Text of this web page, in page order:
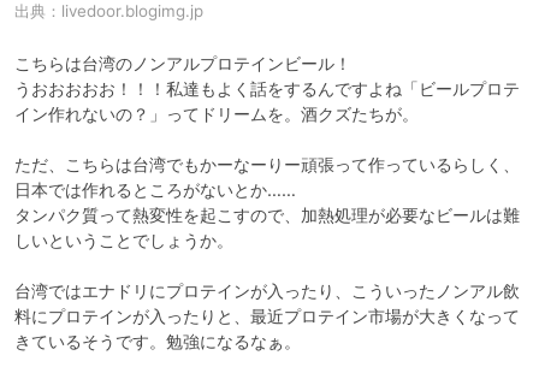
出典： livedoor.blogimg.jp
こちらは台湾のノンアルプロテインビール！
うおおおおお！！！私達もよく話をするんですよね「ビールプロテ
イン作れないの？」ってドリームを。酒クズたちが。
ただ、こちらは台湾でもかーなーりー頑張って作っているらしく、
日本では作れるところがないとか……
タンパク質って熱変性を起こすので、加熱処理が必要なビールは難
しいということでしょうか。
台湾ではエナドリにプロテインが入ったり、こういったノンアル飲
料にプロテインが入ったりと、最近プロテイン市場が大きくなって
きているそうです。勉強になるなぁ。